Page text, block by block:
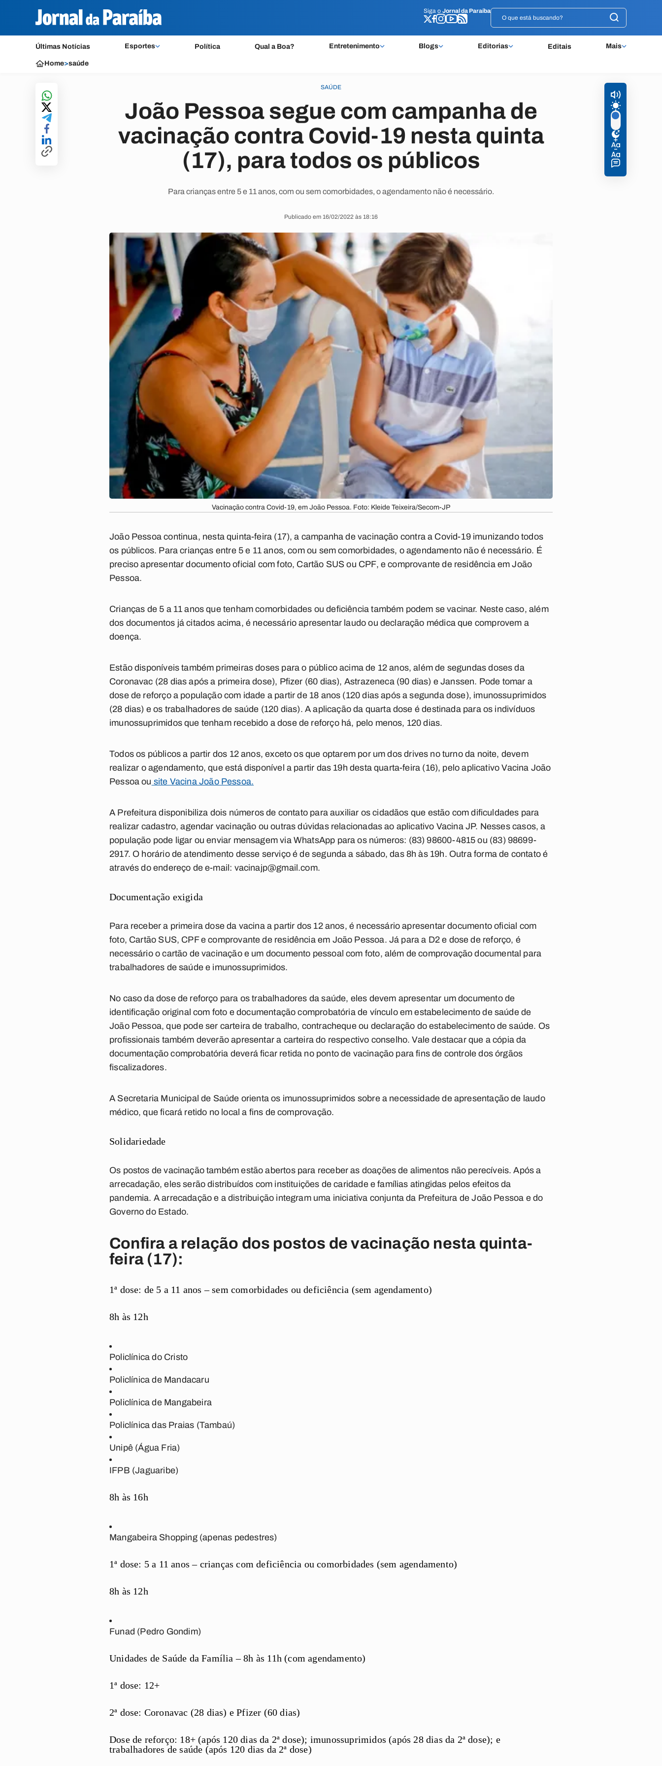
Siga o Jornal da Paraíba
Últimas Notícias Esportes Política Qual a Boa? Entretenimento Blogs Editorias Editais Mais
Siga o Jornal da Paraíba
Home>saúde
SAÚDE
João Pessoa segue com campanha de
vacinação contra Covid-19 nesta quinta
(17), para todos os públicos
Para crianças entre 5 e 11 anos, com ou sem comorbidades, o agendamento não é necessário.
Publicado em 16/02/2022 às 18:16
Vacinação contra Covid-19, em João Pessoa. Foto: Kleide Teixeira/Secom-JP
João Pessoacontinua, nesta quinta-feira (17), a campanha de vacinação contra a Covid-19 imunizando todos
os públicos. Para crianças entre 5 e 11 anos, com ou sem comorbidades, o agendamento não é necessário. É
preciso apresentar documento oficial com foto, Cartão SUS ou CPF, e comprovante de residência emJoão
Pessoa.
Crianças de 5 a 11 anos que tenham comorbidades ou deficiência também podem se vacinar. Neste caso, além
dos documentos já citados acima, é necessário apresentar laudo ou declaração médica que comprovem a
doença.
Estão disponíveis também primeiras doses para o público acima de 12 anos, além de segundas doses da
Coronavac (28 dias após a primeira dose), Pfizer (60 dias), Astrazeneca (90 dias) e Janssen. Pode tomar a
dose de reforço a população com idade a partir de 18 anos (120 dias após a segunda dose), imunossuprimidos
(28 dias) e os trabalhadores de saúde (120 dias). A aplicação da quarta dose é destinada para os indivíduos
imunossuprimidos que tenham recebido a dose de reforço há, pelo menos, 120 dias.
Todos os públicos a partir dos 12 anos,exceto os que optarem por um dos drives no turno da noite, devem
realizar o agendamento, que está disponível a partir das 19h desta quarta-feira (16), pelo aplicativo Vacina João
Pessoa ou site Vacina João Pessoa.
A Prefeitura disponibiliza dois números de contato para auxiliar os cidadãos que estão com dificuldades para
realizar cadastro, agendar vacinação ou outras dúvidas relacionadas ao aplicativo Vacina JP. Nesses casos, a
população pode ligar ou enviar mensagem via WhatsApp para os números: (83) 98600-4815 ou (83) 98699-
2917. O horário de atendimento desse serviço é de segunda a sábado, das 8h às 19h. Outra forma de contato é
através do endereço de e-mail: vacinajp@gmail.com.
Documentação exigida
Para receber a primeira dose da vacina a partir dos 12 anos, é necessário apresentar documento oficial com
foto, Cartão SUS, CPF e comprovante de residência em João Pessoa. Já para a D2 e dose de reforço, é
necessário o cartão de vacinação e um documento pessoal com foto, além de comprovação documental para
trabalhadores de saúde e imunossuprimidos.
No caso da dose de reforço para os trabalhadores da saúde, eles devem apresentar um documento de
identificação original com foto e documentação comprobatória de vínculo em estabelecimento de saúde de
João Pessoa, que pode ser carteira de trabalho, contracheque ou declaração do estabelecimento de saúde. Os
profissionais também deverão apresentar a carteira do respectivo conselho. Vale destacar que a cópia da
documentação comprobatória deverá ficar retida no ponto de vacinação para fins de controle dos órgãos
fiscalizadores.
A Secretaria Municipal de Saúde orienta os imunossuprimidos sobre a necessidade de apresentação de laudo
médico, que ficará retido no local a fins de comprovação.
Solidariedade
Os postos de vacinação também estão abertos para receber as doações de alimentos não perecíveis. Após a
arrecadação, eles serão distribuídos com instituições de caridade e famílias atingidas pelos efeitos da
pandemia. A arrecadação e a distribuição integram uma iniciativa conjunta da Prefeitura deJoão Pessoa e do
Governo do Estado.
Confira a relação dos postos de vacinação nesta quinta-
feira (17):
1ª dose: de 5 a 11 anos – sem comorbidades ou deficiência (sem agendamento)
8h às 12h
Policlínica do Cristo
Policlínica de Mandacaru
Policlínica de Mangabeira
Policlínica das Praias (Tambaú)
Unipê (Água Fria)
IFPB (Jaguaribe)
8h às 16h
Mangabeira Shopping (apenas pedestres)
1ª dose: 5 a 11 anos – crianças com deficiência ou comorbidades (sem agendamento)
8h às 12h
Funad (Pedro Gondim)
Unidades de Saúde da Família – 8h às 11h (com agendamento)
1ª dose: 12+
2ª dose: Coronavac (28 dias) e Pfizer (60 dias)
Dose de reforço: 18+ (após 120 dias da 2ª dose); imunossuprimidos (após 28 dias da 2ª dose); e
trabalhadores de saúde (após 120 dias da 2ª dose)